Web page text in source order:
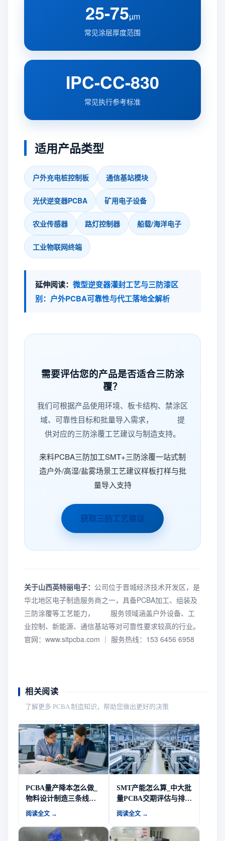
25-75µm
常见涂层厚度范围
IPC-CC-830
常见执行参考标准
适用产品类型
户外充电桩控制板 通信基站模块
光伏逆变器PCBA 矿用电子设备
农业传感器 路灯控制器 船载/海洋电子
工业物联网终端
延伸阅读： 微型逆变器灌封工艺与三防漆区
别：户外PCBA可靠性与代工落地全解析
需要评估您的产品是否适合三防涂
覆？
我们可根据产品使用环境、板卡结构、禁涂区
域、可靠性目标和批量导入需求， 提
供对应的三防涂覆工艺建议与制造支持。
来料PCBA三防加工SMT+三防涂覆一站式制
造户外/高湿/盐雾场景工艺建议样板打样与批
量导入支持
获取三防工艺建议
关于山西英特丽电子： 公司位于晋城经济技术开发区，是
华北地区电子制造服务商之一，具备PCBA加工、组装及
三防涂覆等工艺能力， 服务领域涵盖户外设备、工
业控制、新能源、通信基站等对可靠性要求较高的行业。
官网：www.sitpcba.com ｜ 服务热线：153 6456 6958
相关阅读
了解更多 PCBA 制造知识，帮助您做出更好的决策
PCBA量产降本怎么做_
物料设计制造三条线的
降本抓手-山西英特丽电
阅读全文 →
SMT产能怎么算_中大批
量PCBA交期评估与排产
逻辑-山西英特丽电子
阅读全文 →